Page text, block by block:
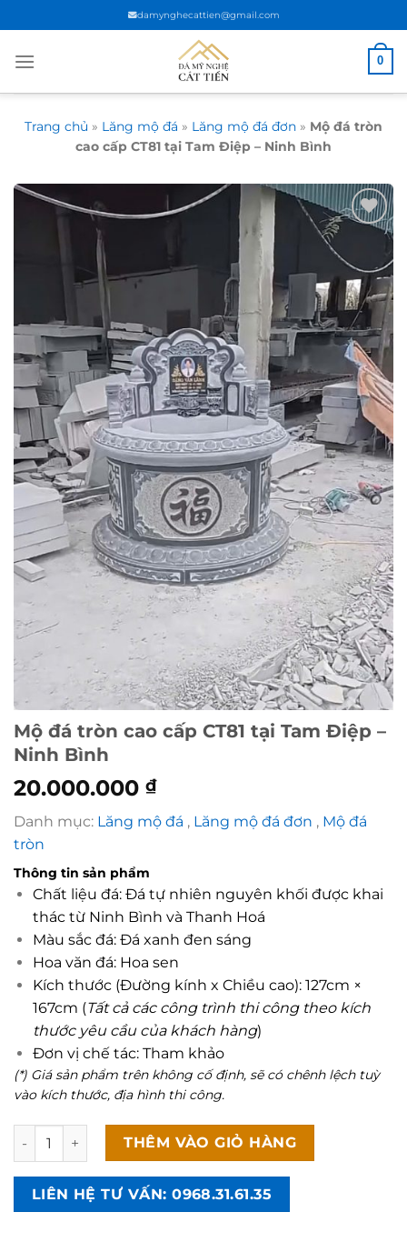
đến
nội
damynghecattien@gmail.com
0
Trang chủ » Lăng mộ đá » Lăng mộ đá đơn » Mộ đá tròn
cao cấp CT81 tại Tam Điệp – Ninh Bình
Mộ đá tròn cao cấp CT81 tại Tam Điệp –
Ninh Bình
20.000.000 ₫
Danh mục: Lăng mộ đá , Lăng mộ đá đơn , Mộ đá
tròn
Thông tin sản phẩm
Chất liệu đá: Đá tự nhiên nguyên khối được khai
thác từ Ninh Bình và Thanh Hoá
Màu sắc đá: Đá xanh đen sáng
Hoa văn đá: Hoa sen
Kích thước (Đường kính x Chiều cao): 127cm ×
167cm (Tất cả các công trình thi công theo kích
thước yêu cầu của khách hàng)
Đơn vị chế tác: Tham khảo
(*) Giá sản phẩm trên không cố định, sẽ có chênh lệch tuỳ
vào kích thước, địa hình thi công.
Mộ đá tròn cao cấp CT81 tại Tam Điệp – Ninh Bình số lượng
THÊM VÀO GIỎ HÀNG
LIÊN HỆ TƯ VẤN: 0968.31.61.35